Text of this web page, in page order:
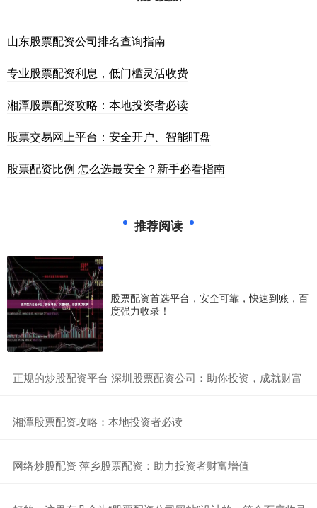
山东股票配资公司排名查询指南
专业股票配资利息，低门槛灵活收费
湘潭股票配资攻略：本地投资者必读
股票交易网上平台：安全开户、智能盯盘
股票配资比例 怎么选最安全？新手必看指南
推荐阅读
股票配资首选平台，安全可靠，快速到账，百
度强力收录！
​正规的炒股配资平台 深圳股票配资公司：助你投资，成就财富
​湘潭股票配资攻略：本地投资者必读
​网络炒股配资 萍乡股票配资：助力投资者财富增值